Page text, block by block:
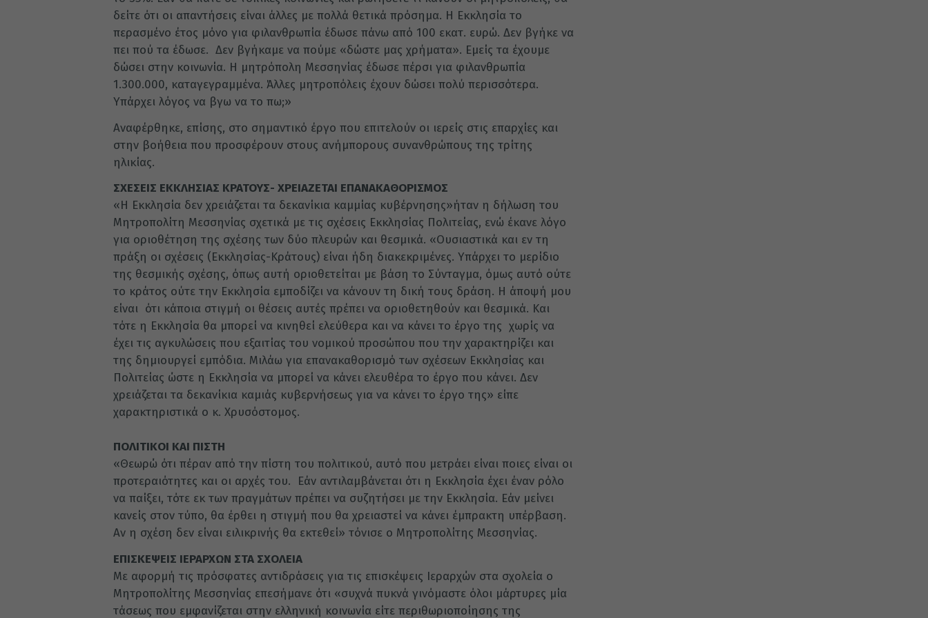
δείτε ότι οι απαντήσεις είναι άλλες με πολλά θετικά πρόσημα. Η Εκκλησία το
περασμένο έτος μόνο για φιλανθρωπία έδωσε πάνω από 100 εκατ. ευρώ. Δεν βγήκε να
πει πού τα έδωσε. Δεν βγήκαμε να πούμε «δώστε μας χρήματα». Εμείς τα έχουμε
δώσει στην κοινωνία. Η μητρόπολη Μεσσηνίας έδωσε πέρσι για φιλανθρωπία
1.300.000, καταγεγραμμένα. Άλλες μητροπόλεις έχουν δώσει πολύ περισσότερα.
Υπάρχει λόγος να βγω να το πω;»
Αναφέρθηκε, επίσης, στο σημαντικό έργο που επιτελούν οι ιερείς στις επαρχίες και
στην βοήθεια που προσφέρουν στους ανήμπορους συνανθρώπους της τρίτης
ηλικίας.
ΣΧΕΣΕΙΣ ΕΚΚΛΗΣΙΑΣ ΚΡΑΤΟΥΣ- ΧΡΕΙΑΖΕΤΑΙ ΕΠΑΝΑΚΑΘΟΡΙΣΜΟΣ
«Η Εκκλησία δεν χρειάζεται τα δεκανίκια καμμίας κυβέρνησης»ήταν η δήλωση του
Μητροπολίτη Μεσσηνίας σχετικά με τις σχέσεις Εκκλησίας Πολιτείας, ενώ έκανε λόγο
για οριοθέτηση της σχέσης των δύο πλευρών και θεσμικά. «Ουσιαστικά και εν τη
πράξη οι σχέσεις (Εκκλησίας-Κράτους) είναι ήδη διακεκριμένες. Υπάρχει το μερίδιο
της θεσμικής σχέσης, όπως αυτή οριοθετείται με βάση το Σύνταγμα, όμως αυτό ούτε
το κράτος ούτε την Εκκλησία εμποδίζει να κάνουν τη δική τους δράση. Η άποψή μου
είναι ότι κάποια στιγμή οι θέσεις αυτές πρέπει να οριοθετηθούν και θεσμικά. Και
τότε η Εκκλησία θα μπορεί να κινηθεί ελεύθερα και να κάνει το έργο της χωρίς να
έχει τις αγκυλώσεις που εξαιτίας του νομικού προσώπου που την χαρακτηρίζει και
της δημιουργεί εμπόδια. Μιλάω για επανακαθορισμό των σχέσεων Εκκλησίας και
Πολιτείας ώστε η Εκκλησία να μπορεί να κάνει ελευθέρα το έργο που κάνει. Δεν
χρειάζεται τα δεκανίκια καμιάς κυβερνήσεως για να κάνει το έργο της» είπε
χαρακτηριστικά ο κ. Χρυσόστομος.
ΠΟΛΙΤΙΚΟΙ ΚΑΙ ΠΙΣΤΗ
«Θεωρώ ότι πέραν από την πίστη του πολιτικού, αυτό που μετράει είναι ποιες είναι οι
προτεραιότητες και οι αρχές του. Εάν αντιλαμβάνεται ότι η Εκκλησία έχει έναν ρόλο
να παίξει, τότε εκ των πραγμάτων πρέπει να συζητήσει με την Εκκλησία. Εάν μείνει
κανείς στον τύπο, θα έρθει η στιγμή που θα χρειαστεί να κάνει έμπρακτη υπέρβαση.
Αν η σχέση δεν είναι ειλικρινής θα εκτεθεί» τόνισε ο Μητροπολίτης Μεσσηνίας.
ΕΠΙΣΚΕΨΕΙΣ ΙΕΡΑΡΧΩΝ ΣΤΑ ΣΧΟΛΕΙΑ
Με αφορμή τις πρόσφατες αντιδράσεις για τις επισκέψεις Ιεραρχών στα σχολεία ο
Μητροπολίτης Μεσσηνίας επεσήμανε ότι «συχνά πυκνά γινόμαστε όλοι μάρτυρες μία
τάσεως που εμφανίζεται στην ελληνική κοινωνία είτε περιθωριοποίησης της